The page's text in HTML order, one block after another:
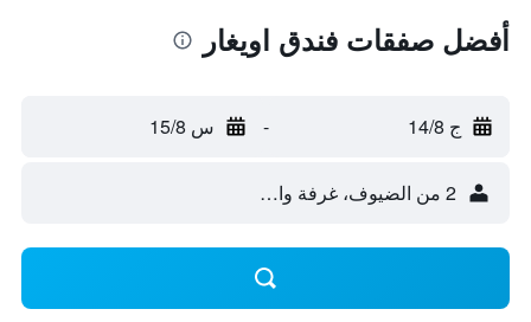
أفضل صفقات فندق اويغار
ج 14/8 - س 15/8
2 من الضيوف، غرفة واحدة